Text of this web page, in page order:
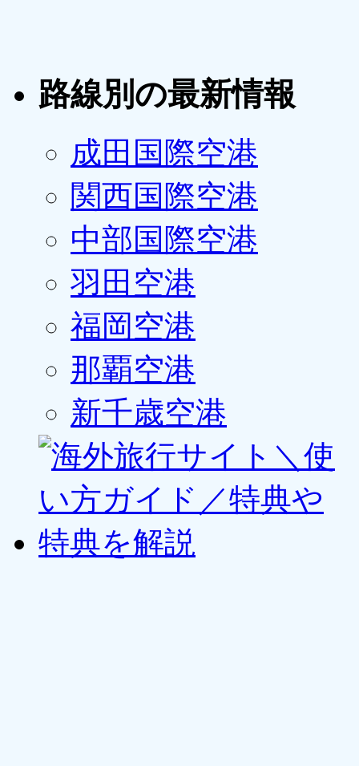
路線別の最新情報
成田国際空港
関西国際空港
中部国際空港
羽田空港
福岡空港
那覇空港
新千歳空港